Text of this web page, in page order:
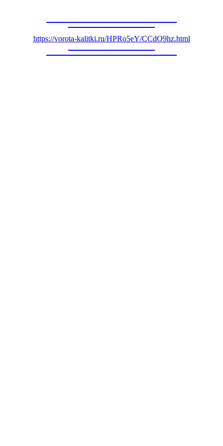
https://vorota-kalitki.ru/HPRo5eY/CCdO9hz.html